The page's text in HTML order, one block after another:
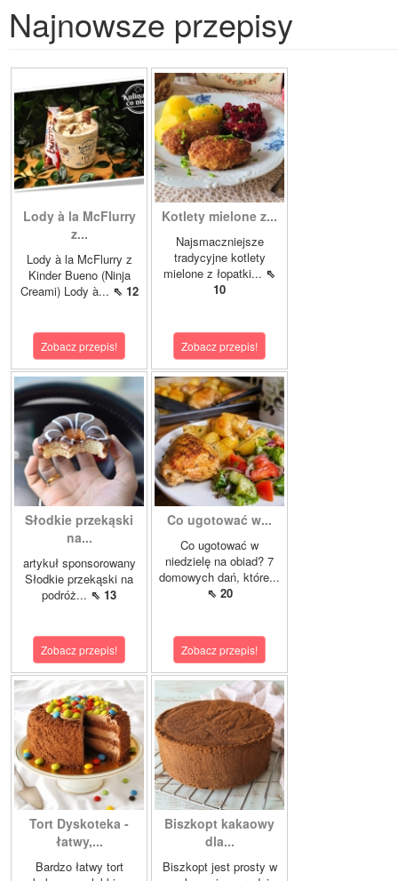
Najnowsze przepisy
Lody à la McFlurry
z...
Lody à la McFlurry z
Kinder Bueno (Ninja
Creami) Lody à... ⇖ 12
Zobacz przepis!
Kotlety mielone z...
Najsmaczniejsze
tradycyjne kotlety
mielone z łopatki... ⇖
10
Zobacz przepis!
Słodkie przekąski
na...
artykuł sponsorowany
Słodkie przekąski na
podróż... ⇖ 13
Zobacz przepis!
Co ugotować w...
Co ugotować w
niedzielę na obiad? 7
domowych dań, które...
⇖ 20
Zobacz przepis!
Tort Dyskoteka -
łatwy,...
Bardzo łatwy tort
Biszkopt kakaowy
dla...
Biszkopt jest prosty w